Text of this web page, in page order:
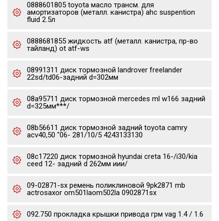
0888601805 toyota масло трансм. для
амортизаторов (металл. канистра) ahc suspention
fluid 2.5л
0888681855 жидкость atf (металл. канистра, пр-во
тайланд) ot atf-ws
08991311 диск тормозной landrover freelander
22sd/td06-задний d=302мм
08a95711 диск тормозной mercedes ml w166 задний
d=325мм***/
08b56611 диск тормозной задний toyota camry
acv40,50 "06- 281/10/5 4243133130
08c17220 диск тормозной hyundai creta 16-/i30/kia
ceed 12- задний d 262мм иии/
09-02871-sx ремень поликлиновой 9pk2871 mb
actrosaxor om501laom502la 0902871sx
092.750 прокладка крышки привода грм vag 1.4 / 1.6